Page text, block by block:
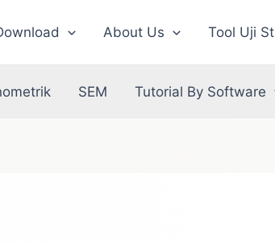
About Us Tool Uji
SEM Tutorial By Software